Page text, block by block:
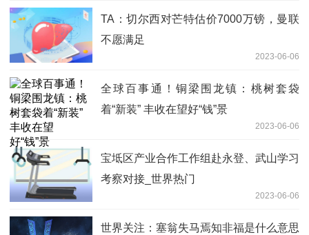
TA：切尔西对芒特估价7000万镑，曼联
不愿满足
2023-06-06
全球百事通！铜梁围龙镇：桃树套袋
着“新装” 丰收在望好“钱”景
2023-06-06
宝坻区产业合作工作组赴永登、武山学习
考察对接_世界热门
2023-06-06
世界关注：塞翁失马焉知非福是什么意思